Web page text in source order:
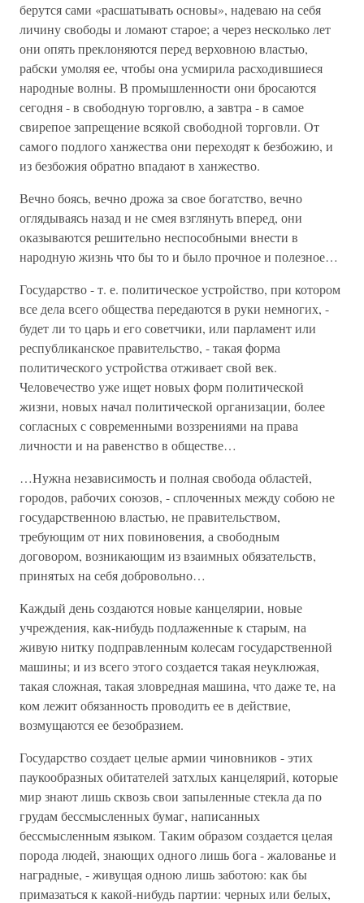
берутся сами «расшатывать основы», надеваю на себя
личину свободы и ломают старое; а через несколько лет
они опять преклоняются перед верховною властью,
рабски умоляя ее, чтобы она усмирила расходившиеся
народные волны. В промышленности они бросаются
сегодня - в свободную торговлю, а завтра - в самое
свирепое запрещение всякой свободной торговли. От
самого подлого ханжества они переходят к безбожию, и
из безбожия обратно впадают в ханжество.
Вечно боясь, вечно дрожа за свое богатство, вечно
оглядываясь назад и не смея взглянуть вперед, они
оказываются решительно неспособными внести в
народную жизнь что бы то и было прочное и полезное…
Государство - т. е. политическое устройство, при котором
все дела всего общества передаются в руки немногих, -
будет ли то царь и его советчики, или парламент или
республиканское правительство, - такая форма
политического устройства отживает свой век.
Человечество уже ищет новых форм политической
жизни, новых начал политической организации, более
согласных с современными воззрениями на права
личности и на равенство в обществе…
…Нужна независимость и полная свобода областей,
городов, рабочих союзов, - сплоченных между собою не
государственною властью, не правительством,
требующим от них повиновения, а свободным
договором, возникающим из взаимных обязательств,
принятых на себя добровольно…
Каждый день создаются новые канцелярии, новые
учреждения, как-нибудь подлаженные к старым, на
живую нитку подправленным колесам государственной
машины; и из всего этого создается такая неуклюжая,
такая сложная, такая зловредная машина, что даже те, на
ком лежит обязанность проводить ее в действие,
возмущаются ее безобразием.
Государство создает целые армии чиновников - этих
паукообразных обитателей затхлых канцелярий, которые
мир знают лишь сквозь свои запыленные стекла да по
грудам бессмысленных бумаг, написанных
бессмысленным языком. Таким образом создается целая
порода людей, знающих одного лишь бога - жалованье и
наградные, - живущая одною лишь заботою: как бы
примазаться к какой-нибудь партии: черных или белых,